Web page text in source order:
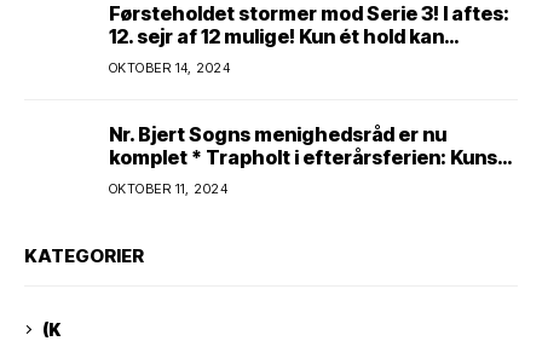
Førsteholdet stormer mod Serie 3! I aftes:
12. sejr af 12 mulige! Kun ét hold kan
spænde ben! Afgørende kamp venter! Alle
mand af hus! Kør med og støt!
OKTOBER 14, 2024
Nr. Bjert Sogns menighedsråd er nu
komplet * Trapholt i efterårsferien: Kunst
og kreativitet i børnehøjde * Nr. Bjert
kunstnerpar repræsenteres på stor
OKTOBER 11, 2024
KATEGORIER
(K